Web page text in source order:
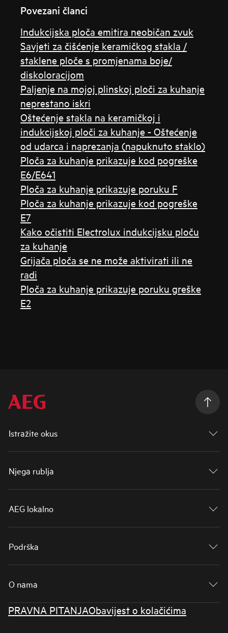
Povezani članci
Indukcijska ploča emitira neobičan zvuk
Savjeti za čišćenje keramičkog stakla /
staklene ploče s promjenama boje/
diskoloracijom
Paljenje na mojoj plinskoj ploči za kuhanje
neprestano iskri
Oštećenje stakla na keramičkoj i
indukcijskoj ploči za kuhanje - Oštećenje
od udarca i naprezanja (napuknuto staklo)
Ploča za kuhanje prikazuje kod pogreške
E6/E641
Ploča za kuhanje prikazuje poruku F
Ploča za kuhanje prikazuje kod pogreške
E7
Kako očistiti Electrolux indukcijsku ploču
za kuhanje
Grijača ploča se ne može aktivirati ili ne
radi
Ploča za kuhanje prikazuje poruku greške
E2
Istražite okus
Njega rublja
AEG lokalno
Podrška
O nama
PRAVNA PITANJAObavijest o kolačićima